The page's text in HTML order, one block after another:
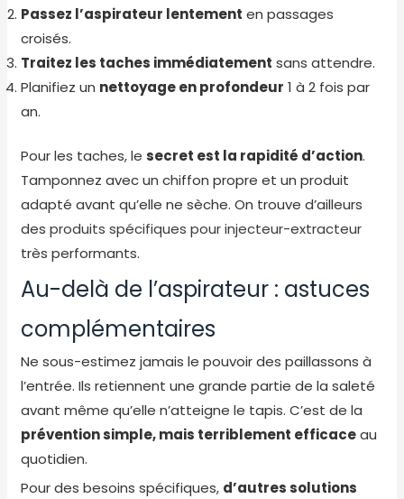
Passez l’aspirateur lentement en passages
croisés.
Traitez les taches immédiatement sans attendre.
Planifiez un nettoyage en profondeur 1 à 2 fois par
an.
Pour les taches, lesecret est la rapidité d’action.
Tamponnez avec un chiffon propre et un produit
adapté avant qu’elle ne sèche. On trouve d’ailleurs
desproduits spécifiques pour injecteur-extracteur
très performants.
Au-delà de l’aspirateur : astuces
complémentaires
Ne sous-estimez jamais le pouvoir des paillassons à
l’entrée. Ils retiennent une grande partie de la saleté
avant même qu’elle n’atteigne le tapis. C’est de la
prévention simple, mais terriblement efficaceau
quotidien.
Pour des besoins spécifiques, d’autres solutions